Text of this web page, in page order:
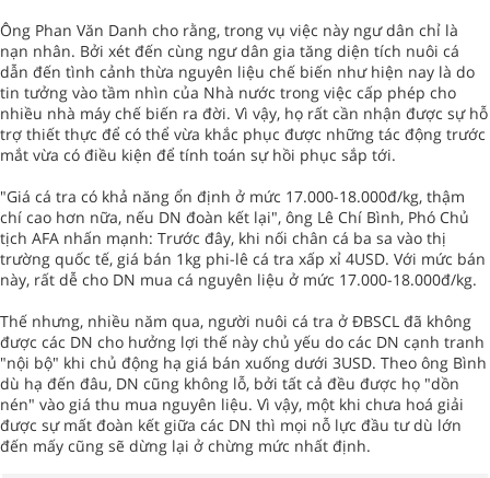
Ông Phan Văn Danh cho rằng, trong vụ việc này ngư dân chỉ là
nạn nhân. Bởi xét đến cùng ngư dân gia tăng diện tích nuôi cá
dẫn đến tình cảnh thừa nguyên liệu chế biến như hiện nay là do
tin tưởng vào tầm nhìn của Nhà nước trong việc cấp phép cho
nhiều nhà máy chế biến ra đời. Vì vậy, họ rất cần nhận được sự hỗ
trợ thiết thực để có thể vừa khắc phục được những tác động trước
mắt vừa có điều kiện để tính toán sự hồi phục sắp tới.
"Giá cá tra có khả năng ổn định ở mức 17.000-18.000đ/kg, thậm
chí cao hơn nữa, nếu DN đoàn kết lại", ông Lê Chí Bình, Phó Chủ
tịch AFA nhấn mạnh: Trước đây, khi nối chân cá ba sa vào thị
trường quốc tế, giá bán 1kg phi-lê cá tra xấp xỉ 4USD. Với mức bán
này, rất dễ cho DN mua cá nguyên liệu ở mức 17.000-18.000đ/kg.
Thế nhưng, nhiều năm qua, người nuôi cá tra ở ĐBSCL đã không
được các DN cho hưởng lợi thế này chủ yếu do các DN cạnh tranh
"nội bộ" khi chủ động hạ giá bán xuống dưới 3USD. Theo ông Bình
dù hạ đến đâu, DN cũng không lỗ, bởi tất cả đều được họ "dồn
nén" vào giá thu mua nguyên liệu. Vì vậy, một khi chưa hoá giải
được sự mất đoàn kết giữa các DN thì mọi nỗ lực đầu tư dù lớn
đến mấy cũng sẽ dừng lại ở chừng mức nhất định.